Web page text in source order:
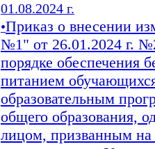
01.08.2024 г.
•Приказ о внесении
№1" от 26.01.2024 г.
порядке обеспечения
питанием
образовательным
общего образования,
лицом, призванным